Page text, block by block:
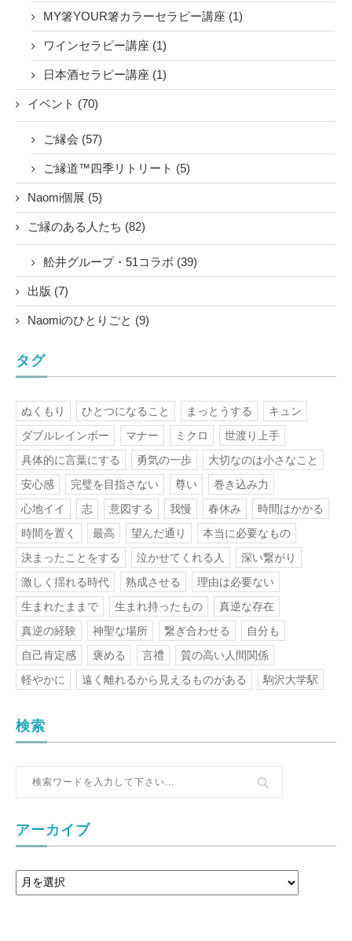
MY箸YOUR箸カラーセラピー講座 (1)
ワインセラピー講座 (1)
日本酒セラピー講座 (1)
イベント (70)
ご縁会 (57)
ご縁道™四季リトリート (5)
Naomi個展 (5)
ご縁のある人たち (82)
舩井グループ・51コラボ (39)
出版 (7)
Naomiのひとりごと (9)
タグ
ぬくもり ひとつになること まっとうする
キュン
ダブルレインボー
マナー ミクロ
世渡り上手
具体的に言葉にする
勇気の一歩
大切なのは小さなこと
安心感
完璧を目指さない 尊い
巻き込み力
心地イイ
志 意図する 我慢 春休み
時間はかかる
時間を置く
最高 望んだ通り
本当に必要なもの
決まったことをする
泣かせてくれる人
深い繋がり
激しく揺れる時代
熟成させる
理由は必要ない
生まれたままで
生まれ持ったもの
真逆な存在
真逆の経験
神聖な場所 繋ぎ合わせる
自分も
自己肯定感
褒める 言禮
質の高い人間関係
軽やかに
遠く離れるから見えるものがある 駒沢大学駅
検索
アーカイブ